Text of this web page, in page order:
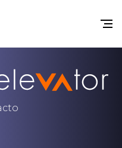
Início